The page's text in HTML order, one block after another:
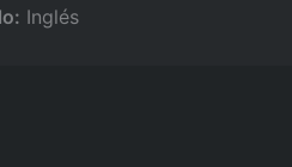
Inglés